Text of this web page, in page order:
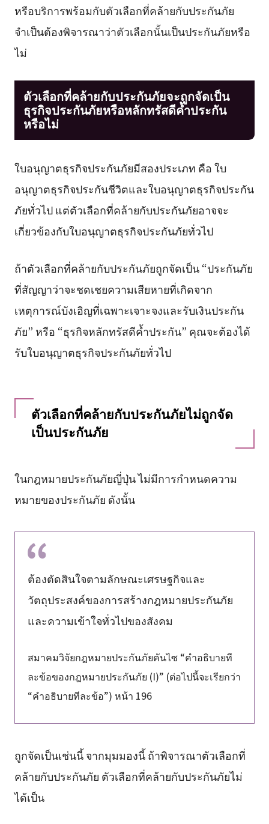
หรือบริการพร้อมกับตัวเลือกที่คล้ายกับประกันภัย
จำเป็นต้องพิจารณาว่าตัวเลือกนั้นเป็นประกันภัยหรือ
ไม่
ตัวเลือกที่คล้ายกับประกันภัยจะถูกจัดเป็น
ธุรกิจประกันภัยหรือหลักทรัสดีค้ำประกัน
หรือไม่
ใบอนุญาตธุรกิจประกันภัยมีสองประเภท คือ ใบ
อนุญาตธุรกิจประกันชีวิตและใบอนุญาตธุรกิจประกัน
ภัยทั่วไป แต่ตัวเลือกที่คล้ายกับประกันภัยอาจจะ
เกี่ยวข้องกับใบอนุญาตธุรกิจประกันภัยทั่วไป
ถ้าตัวเลือกที่คล้ายกับประกันภัยถูกจัดเป็น “ประกันภัย
ที่สัญญาว่าจะชดเชยความเสียหายที่เกิดจาก
เหตุการณ์บังเอิญที่เฉพาะเจาะจงและรับเงินประกัน
ภัย” หรือ “ธุรกิจหลักทรัสดีค้ำประกัน” คุณจะต้องได้
รับใบอนุญาตธุรกิจประกันภัยทั่วไป
ตัวเลือกที่คล้ายกับประกันภัยไม่ถูกจัด
เป็นประกันภัย
ในกฎหมายประกันภัยญี่ปุ่น ไม่มีการกำหนดความ
หมายของประกันภัย ดังนั้น
ต้องตัดสินใจตามลักษณะเศรษฐกิจและ
วัตถุประสงค์ของการสร้างกฎหมายประกันภัย
และความเข้าใจทั่วไปของสังคม
สมาคมวิจัยกฎหมายประกันภัยคันไซ “คำอธิบายที
ละข้อของกฎหมายประกันภัย (I)” (ต่อไปนี้จะเรียกว่า
“คำอธิบายทีละข้อ”) หน้า 196
ถูกจัดเป็นเช่นนี้ จากมุมมองนี้ ถ้าพิจารณาตัวเลือกที่
คล้ายกับประกันภัย ตัวเลือกที่คล้ายกับประกันภัยไม่
ได้เป็น